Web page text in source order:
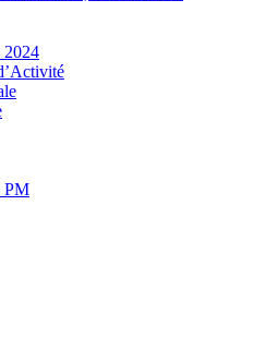
2024
PM